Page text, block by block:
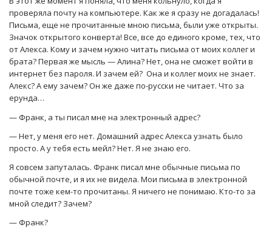
проверяла почту на компьютере. Как же я сразу не догадалась!
Письма, еще не прочитанные мною письма, были уже открыты.
Значок открытого конверта! Все, все до единого кроме, тех, что
от Алекса. Кому и зачем нужно читать письма от моих коллег и
брата? Первая же мысль — Алина? Нет, она не сможет войти в
интернет без пароля. И зачем ей? Она и коллег моих не знает.
Алекс? А ему зачем? Он же даже по-русски не читает. Что за
ерунда…
— Франк, а ты писал мне на электронный адрес?
— Нет, у меня его нет. Домашний адрес Алекса узнать было
просто. А у тебя есть мейл? Нет. Я не знаю его.
Я совсем запуталась. Франк писал мне обычные письма по
обычной почте, и я их не видела. Мои письма в электронной
почте тоже кем-то прочитаны. Я ничего не понимаю. Кто-то за
мной следит? Зачем?
— Франк?